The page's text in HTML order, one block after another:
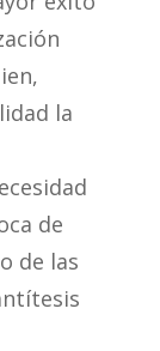
la
de
de las